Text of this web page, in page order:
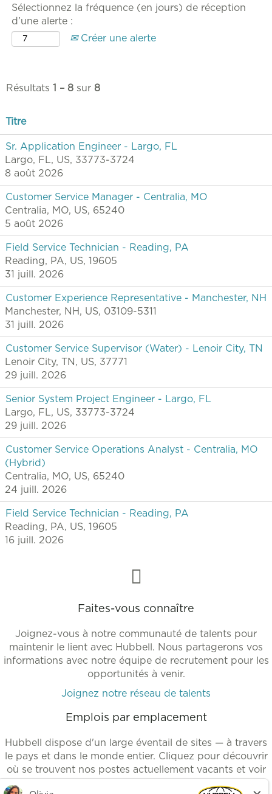
Sélectionnez la fréquence (en jours) de réception
d’une alerte :
Créer une alerte
Résultats 1 – 8 sur 8
Titre
Sr. Application Engineer - Largo, FL
Largo, FL, US, 33773-3724
8 août 2026
Customer Service Manager - Centralia, MO
Centralia, MO, US, 65240
5 août 2026
Field Service Technician - Reading, PA
Reading, PA, US, 19605
31 juill. 2026
Customer Experience Representative - Manchester, NH
Manchester, NH, US, 03109-5311
31 juill. 2026
Customer Service Supervisor (Water) - Lenoir City, TN
Lenoir City, TN, US, 37771
29 juill. 2026
Senior System Project Engineer - Largo, FL
Largo, FL, US, 33773-3724
29 juill. 2026
Customer Service Operations Analyst - Centralia, MO
(Hybrid)
Centralia, MO, US, 65240
24 juill. 2026
Field Service Technician - Reading, PA
Reading, PA, US, 19605
16 juill. 2026
Faites-vous connaître
Joignez-vous à notre communauté de talents pour
maintenir le lient avec Hubbell. Nous partagerons vos
informations avec notre équipe de recrutement pour les
opportunités à venir.
Joignez notre réseau de talents
Emplois par emplacement
Hubbell dispose d'un large éventail de sites — à travers
le pays et dans le monde entier. Cliquez pour découvrir
où se trouvent nos postes actuellement vacants et voir